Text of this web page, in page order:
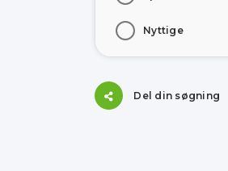
Nyttige
Del din søgning